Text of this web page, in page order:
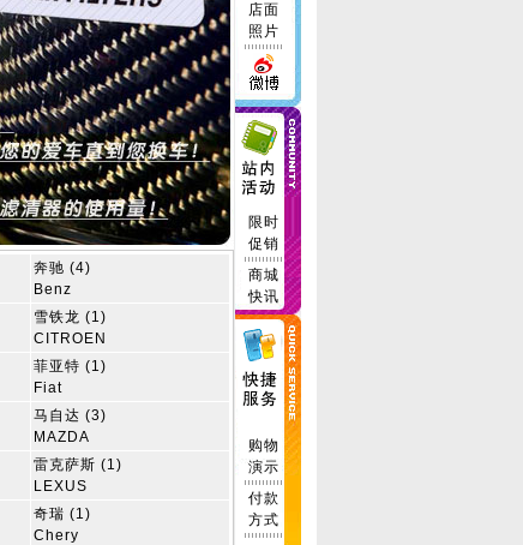
奔驰 (4)
Benz
雪铁龙 (1)
CITROEN
菲亚特 (1)
Fiat
马自达 (3)
MAZDA
雷克萨斯 (1)
LEXUS
奇瑞 (1)
Chery
店面
照片
限时
促销
商城
快讯
购物
演示
付款
方式